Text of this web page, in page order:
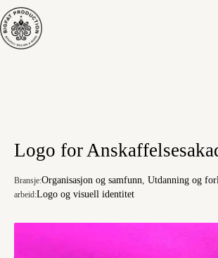
Hopp
til
innholdet
Logo for
Bransje:Organisasjon og samfunn, Utdanning og
arbeid:Logo og visuell identitet